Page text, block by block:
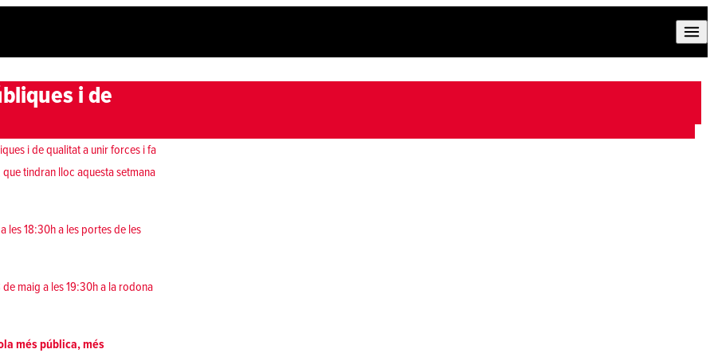
i de
i de qualitat a unir forces i fa
tindran lloc aquesta setmana
les 18:30h a les portes de les
de maig a les 19:30h a la rodona
més pública, més